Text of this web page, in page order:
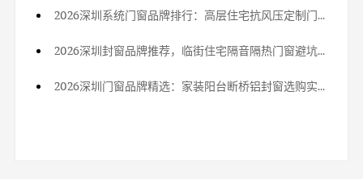
2026深圳系统门窗品牌排行：高层住宅抗风压定制门窗优选
2026深圳封窗品牌推荐，临街住宅隔音隔热门窗避坑指南
2026深圳门窗品牌精选：家装阳台断桥铝封窗选购实用攻略